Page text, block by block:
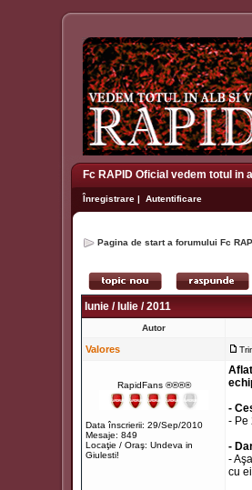
Fc RAPID Oficial vedem totul in
Înregistrare | Autentificare
Pagina de start a forumului Fc
Iunie / Iulie / 2011
Autor
Valores
RapidFans ®®®®
Data înscrierii: 29/Sep/2010
Mesaje: 849
Locaţie / Oraş: Undeva in
Giulesti!
-
- Pe
-
-
cu